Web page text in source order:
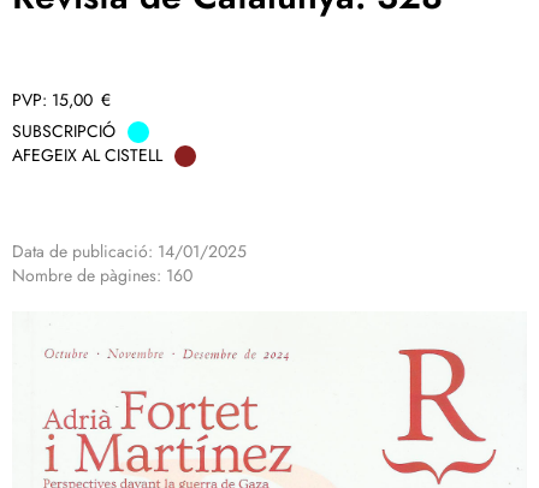
ENSENYAMENT CATALÀ
15,00 €
SUBSCRIPCIÓ
AFEGEIX AL CISTELL
Data de publicació: 14/01/2025
Nombre de pàgines: 160